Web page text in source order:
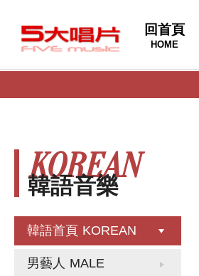
回首頁
HOME
韓語音樂
KOREAN
韓語首頁 KOREAN
男藝人 MALE